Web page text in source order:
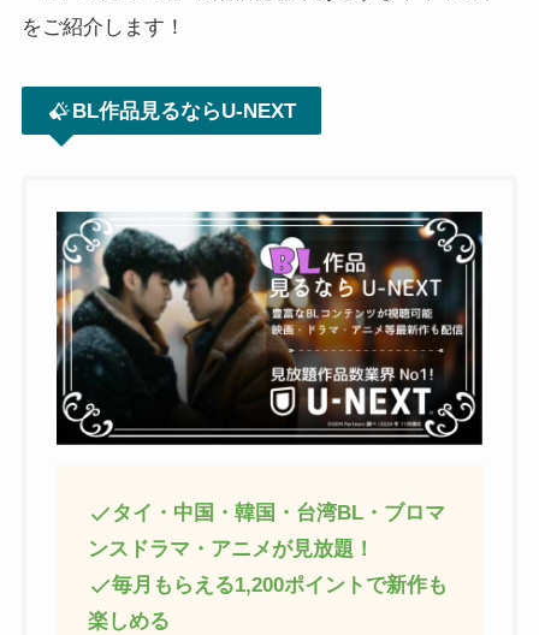
をご紹介します！
BL作品見るならU-NEXT
タイ・中国・韓国・台湾BL・ブロマ
ンスドラマ・アニメが見放題！
毎月もらえる1,200ポイントで新作も
楽しめる